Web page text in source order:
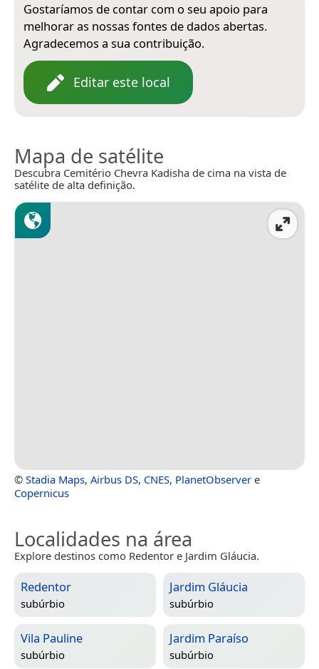
Gostaríamos de contar com o seu apoio para
melhorar as nossas fontes de dados abertas.
Agradecemos a sua contribuição.
Editar este local
Mapa de satélite
Descubra Cemitério Chevra Kadisha de cima na vista de
satélite de alta definição.
© Stadia Maps, Airbus DS, CNES, PlanetObserver e
Copernicus
Localidades na área
Explore destinos como Redentor e Jardim Gláucia.
Redentor
subúrbio
Jardim Gláucia
subúrbio
Vila Pauline
subúrbio
Jardim Paraíso
subúrbio